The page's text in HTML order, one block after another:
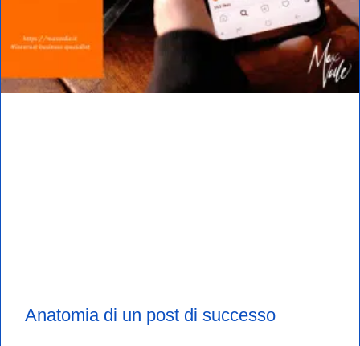
Anatomia di un post di successo